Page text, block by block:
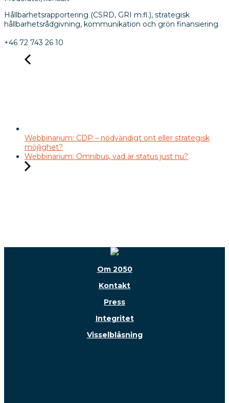
Hållbarhetsrapportering (CSRD, GRI m.fl.), strategisk
hållbarhetsrådgivning, kommunikation och grön finansiering.
+46 72 743 26 10
Webbinarium: CDP – nödvändigt ont eller strategisk
möjlighet?
Webbinarium: Omnibus, vad är status just nu?
Om 2050
Kontakt
Press
Integritet
Visselblåsning